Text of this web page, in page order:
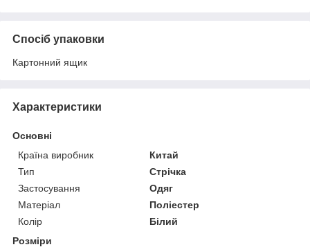
Спосіб упаковки
Картонний ящик
Характеристики
Основні
Країна виробник
Китай
Тип
Стрічка
Застосування
Одяг
Матеріал
Поліестер
Колір
Білий
Розміри